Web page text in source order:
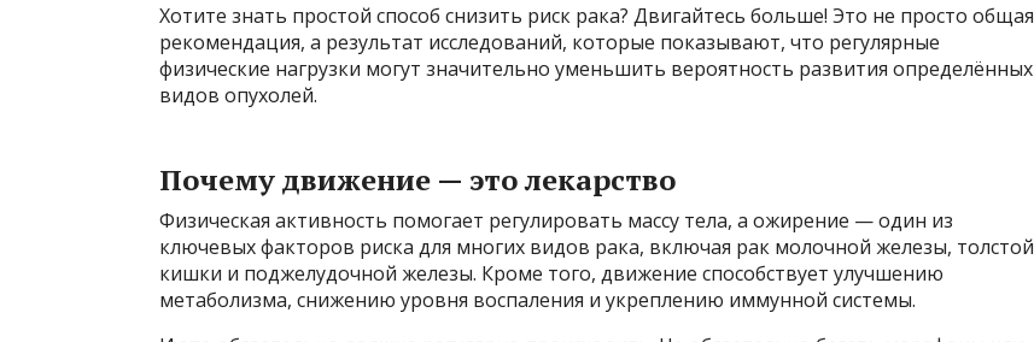
Хотите знать простой способ снизить риск рака? Двигайтесь больше! Это не просто общая
рекомендация, а результат исследований, которые показывают, что регулярные
физические нагрузки могут значительно уменьшить вероятность развития определённых
видов опухолей.
Почему движение — это лекарство
Физическая активность помогает регулировать массу тела, а ожирение — один из
ключевых факторов риска для многих видов рака, включая рак молочной железы, толстой
кишки и поджелудочной железы. Кроме того, движение способствует улучшению
метаболизма, снижению уровня воспаления и укреплению иммунной системы.